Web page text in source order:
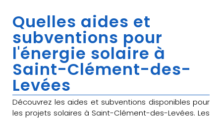
Quelles aides et
subventions pour
l'énergie solaire à
Saint-Clément-des-
Levées
Découvrez les aides et subventions disponibles pour
les projets solaires à Saint-Clément-des-Levées. Les